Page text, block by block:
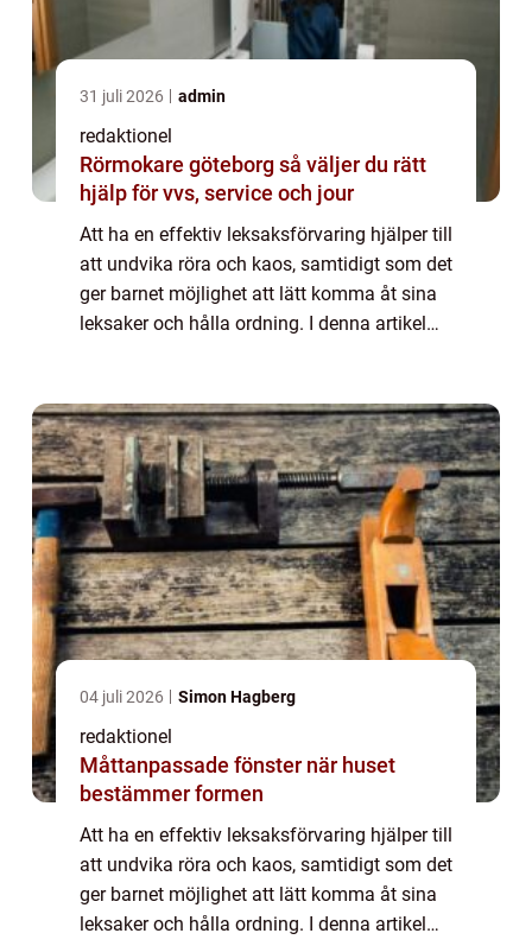
31 juli 2026 admin
redaktionel
Rörmokare göteborg så väljer du rätt
hjälp för vvs, service och jour
Att ha en effektiv leksaksförvaring hjälper till
att undvika röra och kaos, samtidigt som det
ger barnet möjlighet att lätt komma åt sina
leksaker och hålla ordning. I denna artikel
04 juli 2026 Simon Hagberg
redaktionel
Måttanpassade fönster när huset
bestämmer formen
Att ha en effektiv leksaksförvaring hjälper till
att undvika röra och kaos, samtidigt som det
ger barnet möjlighet att lätt komma åt sina
leksaker och hålla ordning. I denna artikel